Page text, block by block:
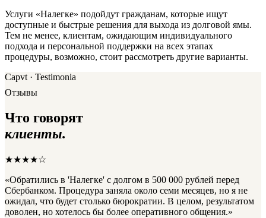
Услуги «Налегке» подойдут гражданам, которые ищут
доступные и быстрые решения для выхода из долговой ямы.
Тем не менее, клиентам, ожидающим индивидуального
подхода и персональной поддержки на всех этапах
процедуры, возможно, стоит рассмотреть другие варианты.
Capvt · Testimonia
Отзывы
Что говорят
клиенты.
★★★★☆
«Обратились в 'Налегке' с долгом в 500 000 рублей перед
Сбербанком. Процедура заняла около семи месяцев, но я не
ожидал, что будет столько бюрократии. В целом, результатом
доволен, но хотелось бы более оперативного общения.»